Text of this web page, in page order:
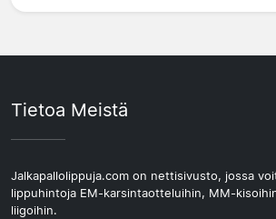
Tietoa Meistä
Jalkapallolippuja.com on nettisivusto, jossa
lippuhintoja EM-karsintaotteluihin, MM-
liigoihin.